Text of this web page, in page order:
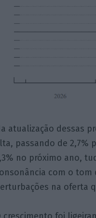
atualização dessas
passando de 2,7%
no próximo ano,
com o tom
na oferta